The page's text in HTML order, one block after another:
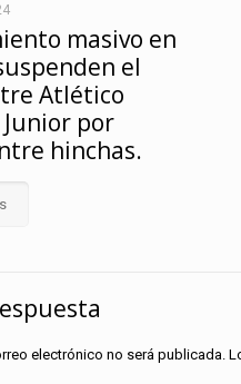
masivo en
el
Atlético
por
hinchas.
electrónico no será publicada.